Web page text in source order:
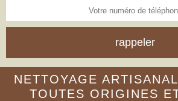
NETTOYAGE
TOUTES ORIGINES